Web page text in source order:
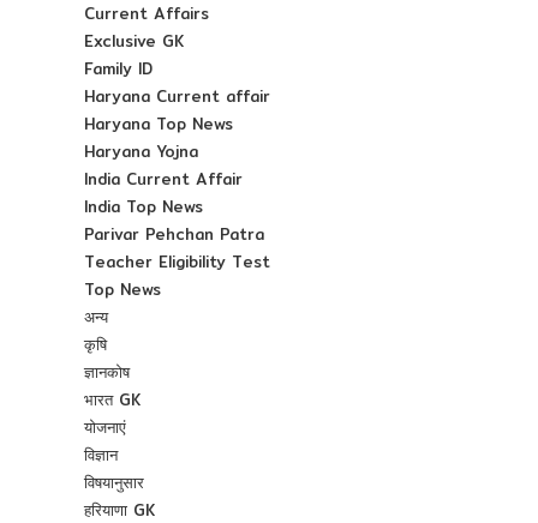
Current Affairs
Exclusive GK
Family ID
Haryana Current affair
Haryana Top News
Haryana Yojna
India Current Affair
India Top News
Parivar Pehchan Patra
Teacher Eligibility Test
Top News
अन्य
कृषि
ज्ञानकोष
भारत GK
योजनाएं
विज्ञान
विषयानुसार
हरियाणा GK